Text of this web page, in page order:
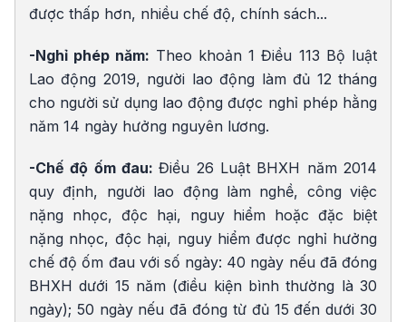
được thấp hơn, nhiều chế độ, chính sách...
-Nghỉ phép năm: Theo khoản 1 Điều 113 Bộ luật
Lao động 2019, người lao động làm đủ 12 tháng
cho người sử dụng lao động được nghỉ phép hằng
năm 14 ngày hưởng nguyên lương.
-Chế độ ốm đau:Điều 26 Luật BHXH năm 2014
quy định, người lao động làm nghề, công việc
nặng nhọc, độc hại, nguy hiểm hoặc đặc biệt
nặng nhọc, độc hại, nguy hiểm được nghỉ hưởng
chế độ ốm đau với số ngày: 40 ngày nếu đã đóng
BHXH dưới 15 năm (điều kiện bình thường là 30
ngày); 50 ngày nếu đã đóng từ đủ 15 đến dưới 30